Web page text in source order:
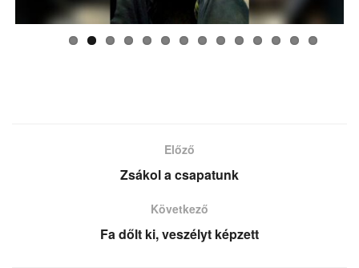
Előző
Zsákol a csapatunk
Következő
Fa dőlt ki, veszélyt képzett